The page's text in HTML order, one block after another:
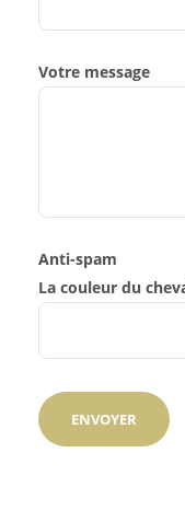
Votre message
Anti-spam
La couleur du